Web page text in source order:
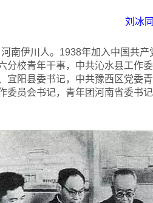
刘冰
南伊川人。1938年加入中国共
分校青年干事，中共沁水县工作
宜阳县委书记，中共豫西区党委
委员会书记，青年团河南省委书